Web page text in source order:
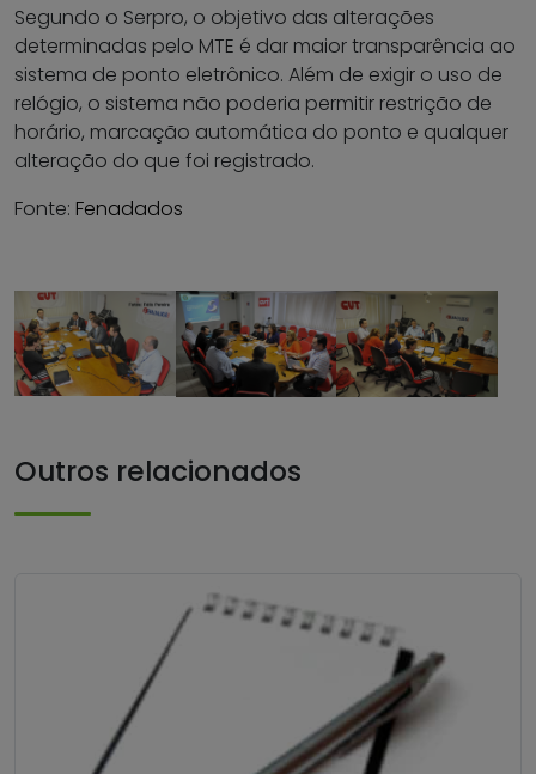
Segundo o Serpro, o objetivo das alterações
determinadas pelo MTE é dar maior transparência ao
sistema de ponto eletrônico. Além de exigir o uso de
relógio, o sistema não poderia permitir restrição de
horário, marcação automática do ponto e qualquer
alteração do que foi registrado.
Fonte: Fenadados
Outros relacionados